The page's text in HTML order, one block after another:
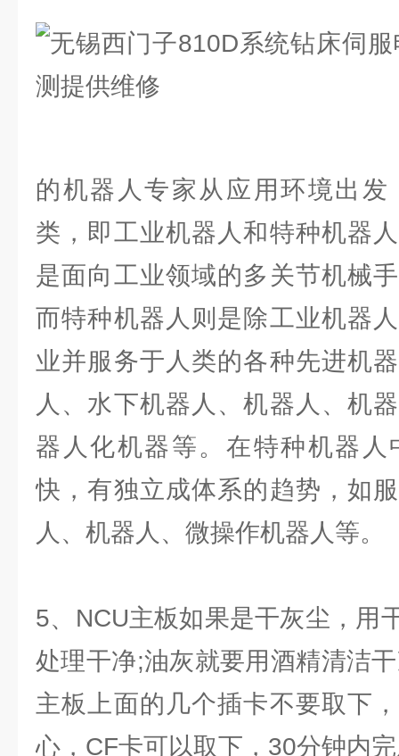
的机器人专家从应用环境出
类，即工业机器人和特种机器
是面向工业领域的多关节机械
而特种机器人则是除工业机器
业并服务于人类的各种先进机
人、水下机器人、机器人、机
器人化机器等。在特种机器
快，有独立成体系的趋势，如
人、机器人、微操作机器人等。
5、NCU主板如果是干灰尘，用
处理干净;油灰就要用酒精清洁
主板上面的几个插卡不要取下
心，CF卡可以取下，30分钟内